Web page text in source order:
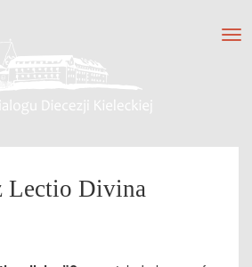
Lectio Divina